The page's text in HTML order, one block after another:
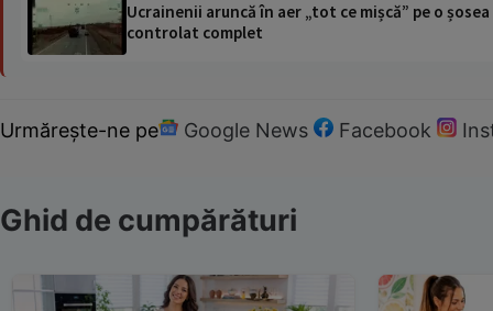
Ucrainenii aruncă în aer „tot ce mișcă” pe o
controlat complet
Urmărește-ne pe Google News Facebook
Ghid de cumpărături